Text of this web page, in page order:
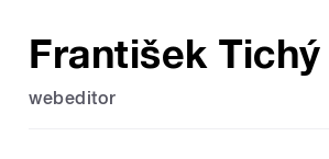
František Tichý
webeditor